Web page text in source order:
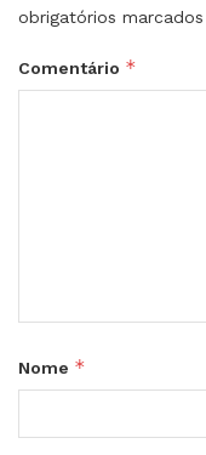
obrigatórios
Comentário *
Nome *